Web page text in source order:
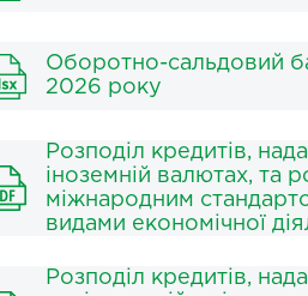
Оборотно-сальдовий
2026 року
Розподіл кредитів,
іноземній валютах, та
міжнародним
видами економічної
Розподіл кредитів,